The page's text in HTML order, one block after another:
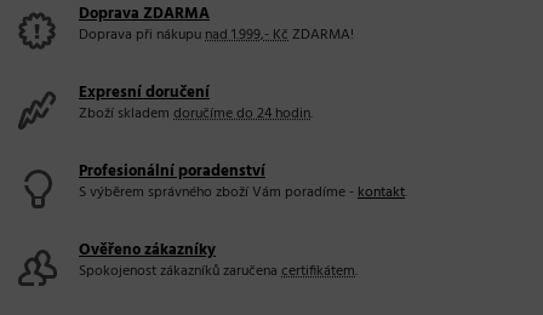
Doprava ZDARMA
Doprava při nákupunad 1.999,- KčZDARMA!
Expresní doručení
Zboží skladem doručíme do 24 hodin.
Profesionální poradenství
S výběrem správného zboží Vám poradíme -kontakt.
Ověřeno zákazníky
Spokojenost zákazníků zaručena certifikátem.